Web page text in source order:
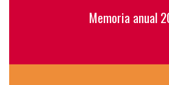
Memoria anual